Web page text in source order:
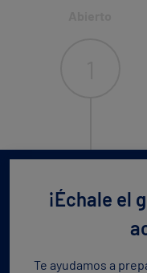
¡Échale el
Te ayudamos a